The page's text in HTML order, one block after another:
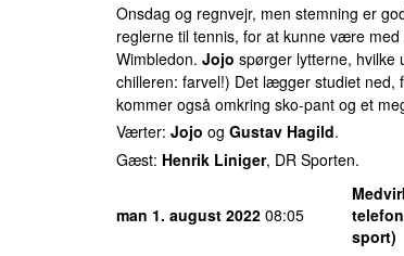
Onsdag og regnvejr, men stemning er
reglerne til tennis, for at kunne være
Wimbledon. Jojo spørger lytterne, hvilke
chilleren: farvel!) Det lægger studiet ned,
kommer også omkring sko-pant og et
Værter: Jojo og Gustav Hagild.
Gæst: Henrik Liniger, DR Sporten.
man 1. august 2022 08:05
sport)